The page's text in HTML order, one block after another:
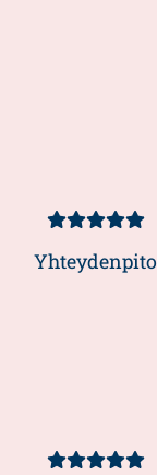
Kundbetyg
5/5
Yhteydenpito
Kundbetyg